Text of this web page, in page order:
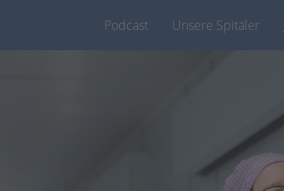
Podcast Unsere Spitäler